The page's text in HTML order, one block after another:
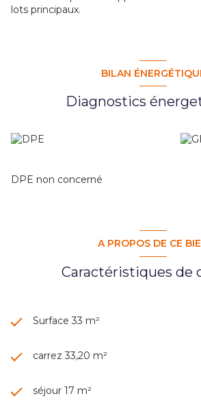
lots principaux.
BILAN
Diagnostics
DPE non concerné
A PROPOS DE CE
Caractéristiques de
Surface 33 m²
carrez 33,20 m²
séjour 17 m²